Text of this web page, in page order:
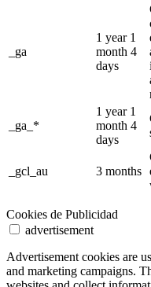
_ga
1 year 1
month 4
days
_ga_*
1 year 1
month 4
days
_gcl_au 3 months
Cookies de Publicidad
advertisement
Advertisement cookies are
and marketing campaigns.